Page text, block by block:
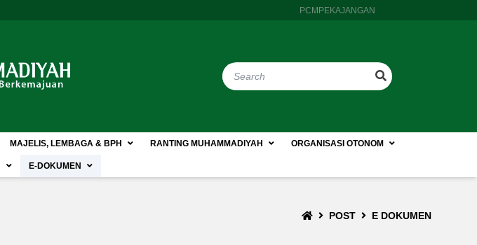
PCMPEKAJANGAN
MAJELIS, LEMBAGA & BPH RANTING MUHAMMADIYAH ORGANISASI OTONOM
E-DOKUMEN
POST E DOKUMEN